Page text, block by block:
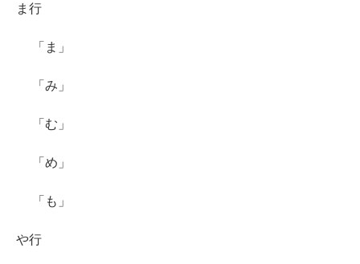
ま行
「ま」
「み」
「む」
「め」
「も」
や行